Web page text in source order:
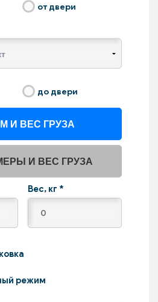
от двери
до двери
И ВЕС ГРУЗА
И ВЕС ГРУЗА
Вес, кг *
режим